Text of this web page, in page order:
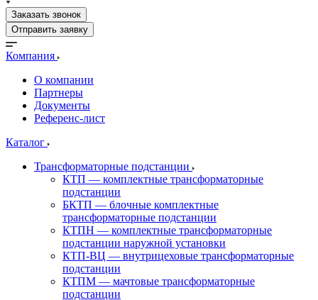
Заказать звонок
Отправить заявку
Компания
О компании
Партнеры
Документы
Референс-лист
Каталог
Трансформаторные подстанции
КТП — комплектные трансформаторные
подстанции
БКТП — блочные комплектные
трансформаторные подстанции
КТПН — комплектные трансформаторные
подстанции наружной установки
КТП-ВЦ — внутрицеховые трансформаторные
подстанции
КТПМ — мачтовые трансформаторные
подстанции